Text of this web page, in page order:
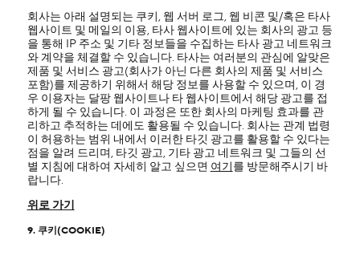
회사는 아래 설명되는 쿠키, 웹 서버 로그, 웹 비콘 및/혹은 타사
웹사이트 및 메일의 이용, 타사 웹사이트에 있는 회사의 광고 등
을 통해 IP 주소 및 기타 정보들을 수집하는 타사 광고 네트워크
와 계약을 체결할 수 있습니다. 타사는 여러분의 관심에 알맞은
제품 및 서비스 광고(회사가 아닌 다른 회사의 제품 및 서비스
포함)를 제공하기 위해서 해당 정보를 사용할 수 있으며, 이 경
우 이용자는 달팡 웹사이트나 타 웹사이트에서 해당 광고를 접
하게 될 수 있습니다. 이 과정은 또한 회사의 마케팅 효과를 관
리하고 추적하는 데에도 활용될 수 있습니다. 회사는 관계 법령
이 허용하는 범위 내에서 이러한 타깃 광고를 활용할 수 있다는
점을 알려 드리며, 타깃 광고, 기타 광고 네트워크 및 그들의 선
별 지침에 대하여 자세히 알고 싶으면 여기를 방문해주시기 바
랍니다.
위로 가기
9. 쿠키(COOKIE)